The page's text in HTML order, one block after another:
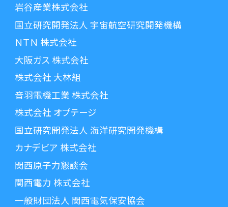
岩谷産業株式会社
国立研究開発法人 宇宙航空研究開発機構
ＮＴＮ 株式会社
大阪ガス 株式会社
株式会社 大林組
音羽電機工業 株式会社
株式会社 オプテージ
国立研究開発法人 海洋研究開発機構
カナデビア 株式会社
関西原子力懇談会
関西電力 株式会社
一般財団法人 関西電気保安協会